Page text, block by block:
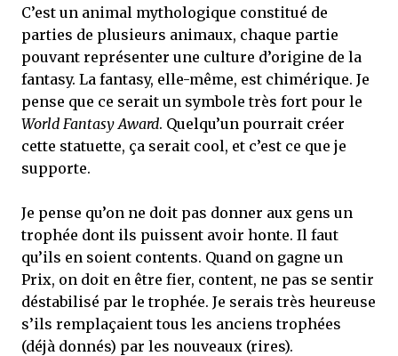
C’est un animal mythologique constitué de
parties de plusieurs animaux, chaque partie
pouvant représenter une culture d’origine de la
fantasy. La fantasy, elle-même, est chimérique. Je
pense que ce serait un symbole très fort pour le
World Fantasy Award. Quelqu’un pourrait créer
cette statuette, ça serait cool, et c’est ce que je
supporte.
Je pense qu’on ne doit pas donner aux gens un
trophée dont ils puissent avoir honte. Il faut
qu’ils en soient contents. Quand on gagne un
Prix, on doit en être fier, content, ne pas se sentir
déstabilisé par le trophée. Je serais très heureuse
s’ils remplaçaient tous les anciens trophées
(déjà donnés) par les nouveaux (rires).